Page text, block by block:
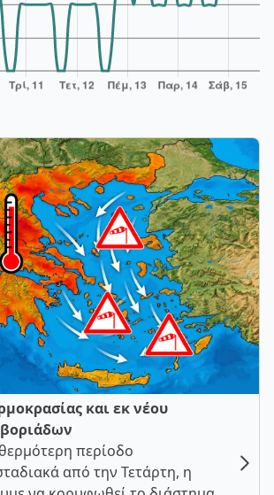
και εκ νέου
περίοδο
από την Τετάρτη, η